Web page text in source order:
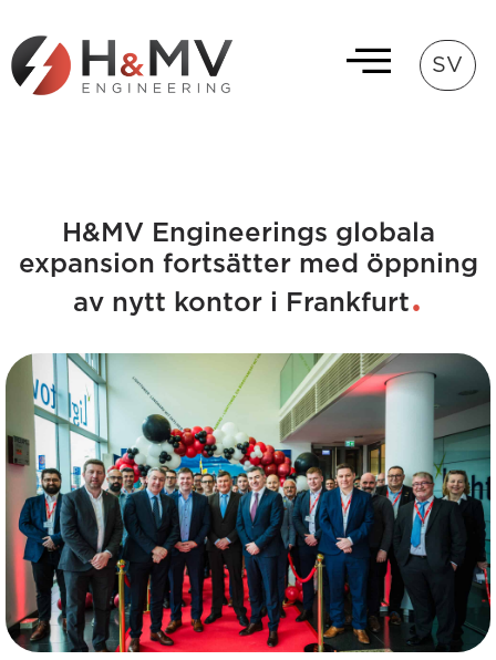
SV
H&MV Engineerings globala
expansion fortsätter med öppning
av nytt kontor i Frankfurt